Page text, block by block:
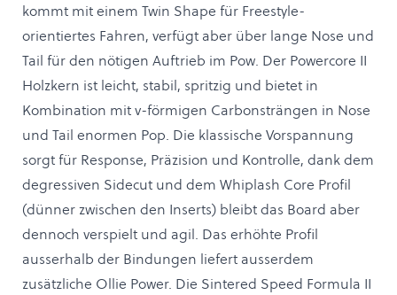
kommt mit einem Twin Shape für Freestyle-
orientiertes Fahren, verfügt aber über lange Nose und
Tail für den nötigen Auftrieb im Pow. Der Powercore II
Holzkern ist leicht, stabil, spritzig und bietet in
Kombination mit v-förmigen Carbonsträngen in Nose
und Tail enormen Pop. Die klassische Vorspannung
sorgt für Response, Präzision und Kontrolle, dank dem
degressiven Sidecut und dem Whiplash Core Profil
(dünner zwischen den Inserts) bleibt das Board aber
dennoch verspielt und agil. Das erhöhte Profil
ausserhalb der Bindungen liefert ausserdem
zusätzliche Ollie Power. Die Sintered Speed Formula II